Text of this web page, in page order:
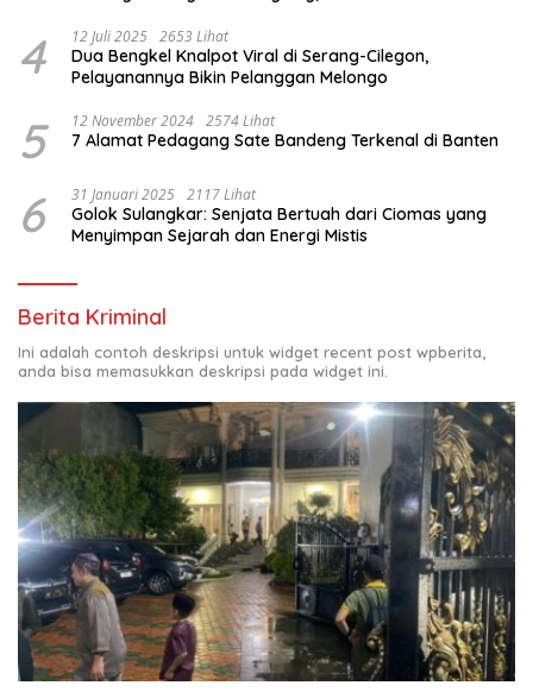
4 12 Juli 2025 2653 Lihat
Dua Bengkel Knalpot Viral di Serang-Cilegon,
Pelayanannya Bikin Pelanggan Melongo
5 12 November 2024 2574 Lihat
7 Alamat Pedagang Sate Bandeng Terkenal di Banten
6 31 Januari 2025 2117 Lihat
Golok Sulangkar: Senjata Bertuah dari Ciomas yang
Menyimpan Sejarah dan Energi Mistis
Berita Kriminal
Ini adalah contoh deskripsi untuk widget recent post wpberita,
anda bisa memasukkan deskripsi pada widget ini.